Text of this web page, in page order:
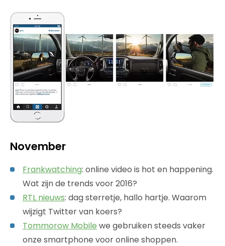
November
Frankwatching: online video is hot en happening.
Wat zijn de trends voor 2016?
RTL nieuws: dag sterretje, hallo hartje. Waarom
wijzigt Twitter van koers?
Tommorow Mobile we gebruiken steeds vaker
onze smartphone voor online shoppen.